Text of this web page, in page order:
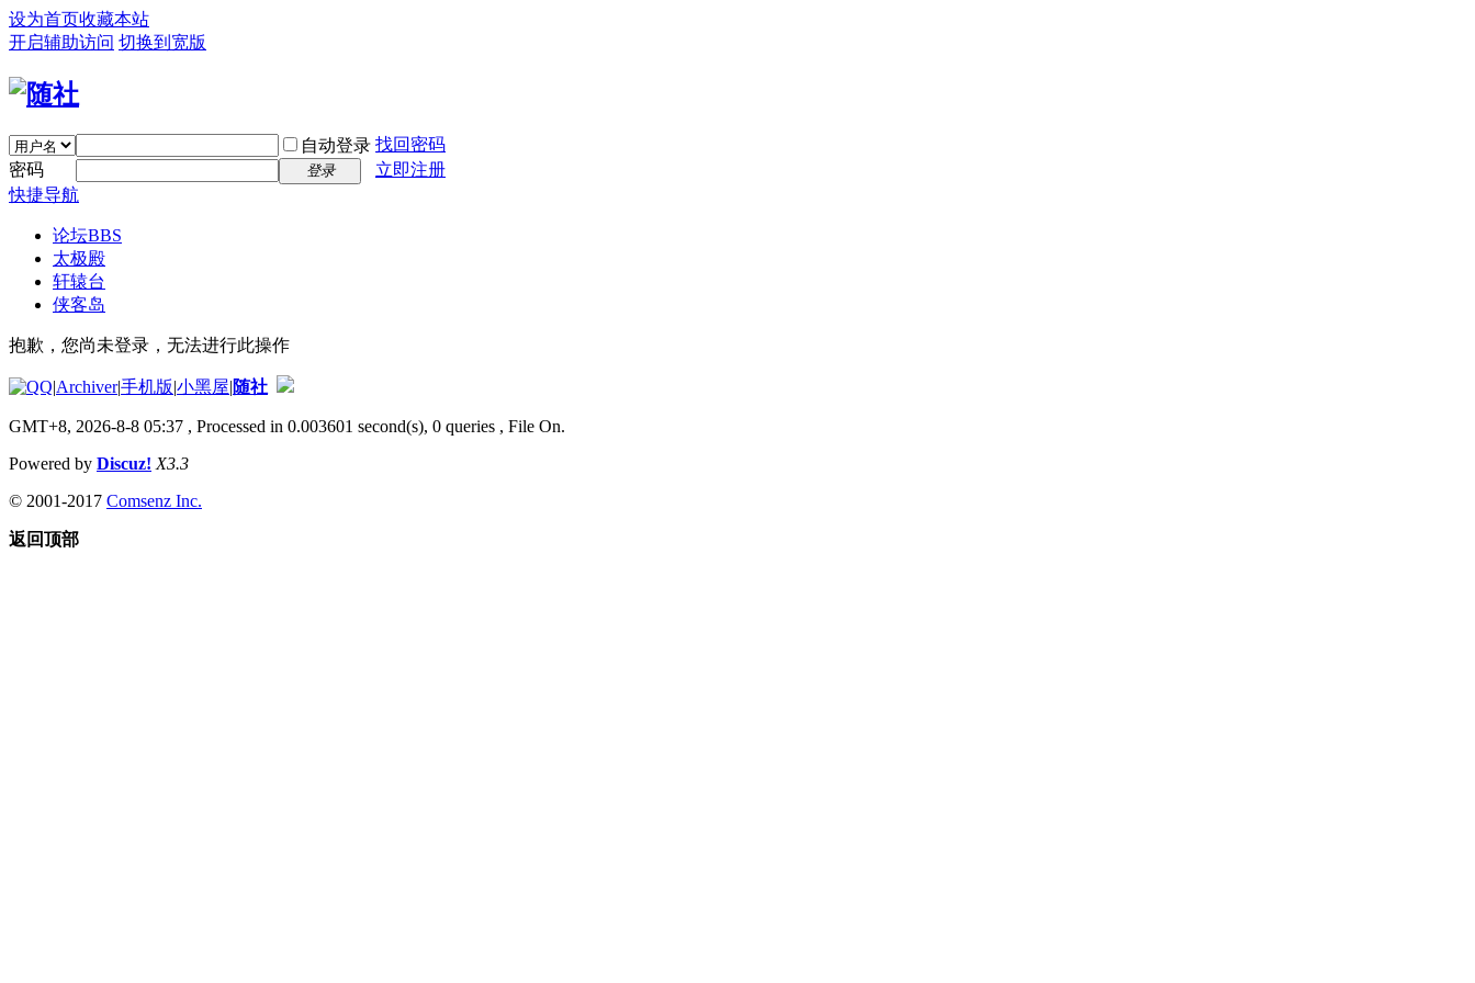
设为首页收藏本站
开启辅助访问 切换到宽版
自动登录 找回密码
密码
登录
立即注册
快捷导航
论坛BBS
太极殿
轩辕台
侠客岛
抱歉，您尚未登录，无法进行此操作
|Archiver|手机版|小黑屋|随社
GMT+8, 2026-8-8 05:37 , Processed in 0.003601 second(s), 0 queries , File On.
Powered by Discuz! X3.3
© 2001-2017 Comsenz Inc.
返回顶部